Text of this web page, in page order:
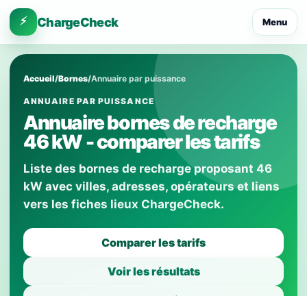
⚡ ChargeCheck Menu
Accueil/Bornes/Annuaire par puissance
ANNUAIRE PAR PUISSANCE
Annuaire bornes de recharge
46 kW - comparer les tarifs
Liste des bornes de recharge proposant 46
kW avec villes, adresses, opérateurs et liens
vers les fiches lieux ChargeCheck.
Comparer les tarifs
Voir les résultats